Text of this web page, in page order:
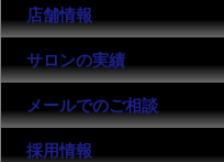
店舗情報
サロンの実績
メールでのご相談
採用情報